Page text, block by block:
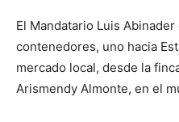
El Mandatario Luis
contenedores, uno hacia
mercado local, desde la
Arismendy Almonte, en el